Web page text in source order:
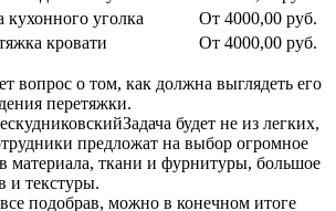
кухонного уголка
От 4000,00 руб.
кровати От 4000,00 руб.
вопрос о том, как должна выглядеть его
перетяжки.
Задача будет не из легких,
предложат на выбор огромное
материала, ткани и фурнитуры, большое
и текстуры.
подобрав, можно в конечном итоге